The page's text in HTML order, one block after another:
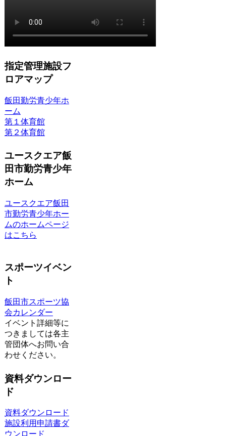
指定管理施設フ
ロアマップ
飯田勤労青少年ホ
ーム
第１体育館
第２体育館
ユースクエア飯
田市勤労青少年
ホーム
ユースクエア飯田
市勤労青少年ホー
ムのホームページ
はこちら
スポーツイベン
ト
飯田市スポーツ協
会カレンダー
イベント詳細等に
つきましては各主
管団体へお問い合
わせください。
資料ダウンロー
ド
資料ダウンロード
施設利用申請書ダ
ウンロード